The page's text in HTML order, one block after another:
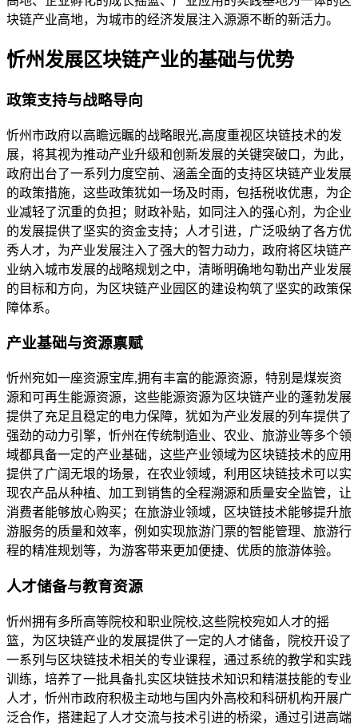
块链产业高地，为城市的经济发展注入源源不断的新活力。
忻州发展区块链产业的基础与优势
政策支持与战略导向
忻州市政府以高瞻远瞩的战略眼光,高度重视区块链技术的发
展，将其视为推动产业升级和创新发展的关键突破口，为此，
政府出台了一系列力度空前、涵盖全面的支持区块链产业发展
的政策措施，这些政策犹如一场及时雨，包括税收优惠，为企
业减轻了沉重的负担；财政补贴，如同注入的强心剂，为企业
的发展提供了坚实的资金支持；人才引进，广泛吸纳了各方优
秀人才，为产业发展注入了强大的智力动力，政府将区块链产
业纳入城市发展的战略规划之中，清晰明确地勾勒出产业发展
的目标和方向，为区块链产业园区的建设构筑了坚实的政策保
障体系。
产业基础与资源禀赋
忻州宛如一座资源宝库,拥有丰富的能源资源，特别是煤炭资
源和可再生能源资源，这些能源资源为区块链产业的蓬勃发展
提供了充足且稳定的电力保障，犹如为产业发展的列车提供了
强劲的动力引擎，忻州在传统制造业、农业、旅游业等多个领
域都具备一定的产业基础，这些产业领域为区块链技术的应用
提供了广阔无垠的场景，在农业领域，利用区块链技术可以实
现农产品从种植、加工到销售的全程溯源和质量安全监管，让
消费者能够放心购买；在旅游业领域，区块链技术能够提升旅
游服务的质量和效率，例如实现旅游门票的智能管理、旅游行
程的精准规划等，为游客带来更加便捷、优质的旅游体验。
人才储备与教育资源
忻州拥有多所高等院校和职业院校,这些院校宛如人才的摇
篮，为区块链产业的发展提供了一定的人才储备，院校开设了
一系列与区块链技术相关的专业课程，通过系统的教学和实践
训练，培养了一批具备扎实区块链技术知识和精湛技能的专业
人才，忻州市政府积极主动地与国内外高校和科研机构开展广
泛合作，搭建起了人才交流与技术引进的桥梁，通过引进高端